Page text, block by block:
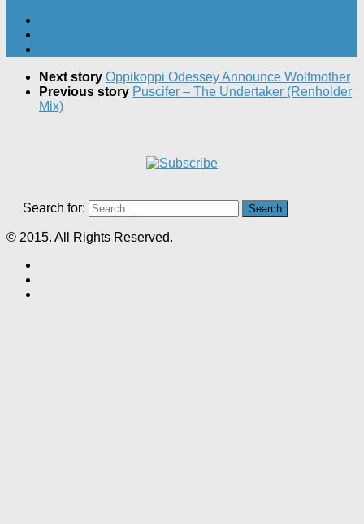
Next story Oppikoppi Odessey Announce Wolfmother
Previous story Puscifer – The Undertaker (Renholder
Mix)
Search for:
© 2015. All Rights Reserved.